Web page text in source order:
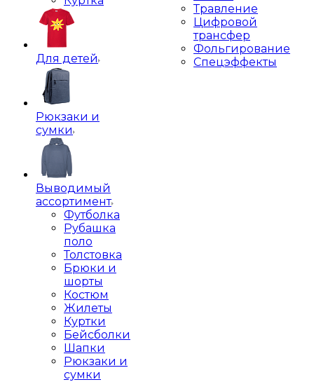
Для детей
Рюкзаки и
сумки
Выводимый
ассортимент
Футболка
Рубашка
поло
Толстовка
Брюки и
шорты
Костюм
Жилеты
Куртки
Бейсболки
Шапки
Рюкзаки и
сумки
Травление
Цифровой
трансфер
Фольгирование
Спецэффекты